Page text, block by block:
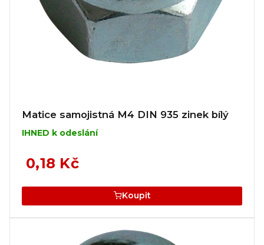
Matice samojistná M4 DIN 935 zinek bílý
IHNED k odeslání
0,18 Kč
Koupit